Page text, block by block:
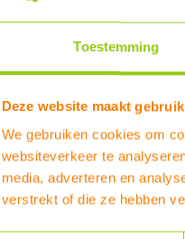
Toestemming
Deze website maakt
We gebruiken cookies om
websiteverkeer te
media, adverteren en
verstrekt of die ze hebben
Klanten over product
Dit product heeft reviews
SCHRIJF EEN REVIEW